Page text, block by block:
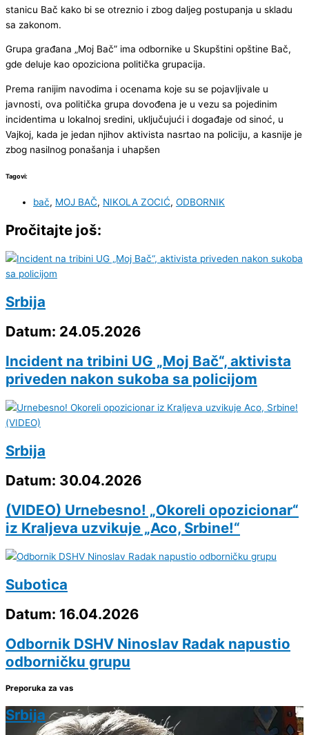
stanicu Bač kako bi se otreznio i zbog daljeg postupanja u skladu
sa zakonom.
Grupa građana „Moj Bač” ima odbornike u Skupštini opštine Bač,
gde deluje kao opoziciona politička grupacija.
Prema ranijim navodima i ocenama koje su se pojavljivale u
javnosti, ova politička grupa dovođena je u vezu sa pojedinim
incidentima u lokalnoj sredini, uključujući i događaje od sinoć, u
Vajkoj, kada je jedan njihov aktivista nasrtao na policiju, a kasnije je
zbog nasilnog ponašanja i uhapšen
Tagovi:
bač, MOJ BAČ, NIKOLA ZOCIĆ, ODBORNIK
Pročitajte još:
Srbija
Datum: 24.05.2026
Incident na tribini UG „Moj Bač“, aktivista
priveden nakon sukoba sa policijom
Srbija
Datum: 30.04.2026
(VIDEO) Urnebesno! „Okoreli opozicionar“
iz Kraljeva uzvikuje „Aco, Srbine!“
Subotica
Datum: 16.04.2026
Odbornik DSHV Ninoslav Radak napustio
odborničku grupu
Preporuka za vas
Srbija